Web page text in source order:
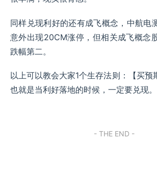
同样兑现利好的还有成飞概念，中航电
意外出现20CM涨停，但相关成飞概念
跌幅第二。
以上可以教会大家1个生存法则：【买预
也就是当利好落地的时候，一定要兑现。
- THE END -